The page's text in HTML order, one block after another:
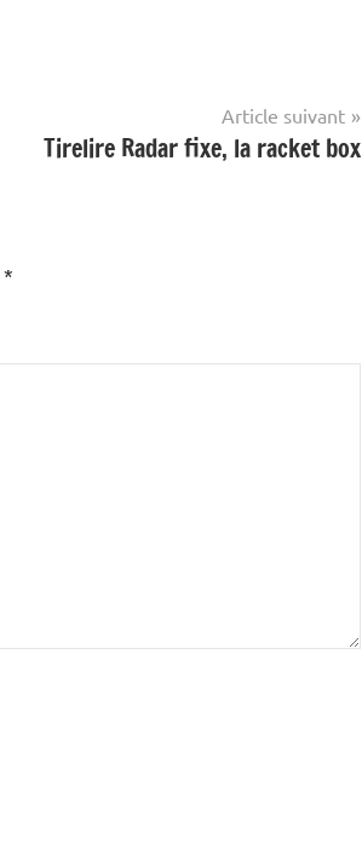
Article suivant
Tirelire Radar fixe, la racket box
*